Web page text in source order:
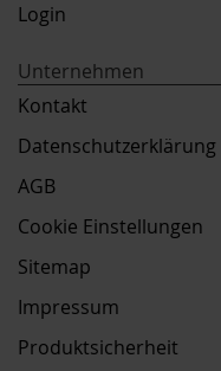
Login
Unternehmen
Kontakt
Datenschutzerklärung
AGB
Cookie Einstellungen
Sitemap
Impressum
Produktsicherheit